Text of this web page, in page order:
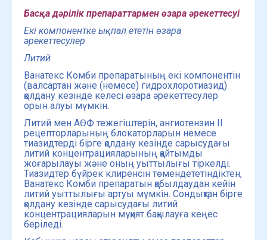
Басқа дәрілік препараттармен өзара әрекеттесуі
Екі компонентке ықпал ететін өзара
әрекеттесулер
Литий
Ванатекс Комби препаратының екі компонентін
(валсартан және (немесе) гидрохлоротиазид)
қолдану кезінде келесі өзара әрекеттесулер
орын алуы мүмкін.
Литий мен АӨФ тежегіштерін, ангиотензин II
рецепторларының блокаторларын немесе
тиазидтерді бірге қолдану кезінде сарысудағы
литий концентрацияларының қайтымды
жоғарылауы және оның уыттылығы тіркелді.
Тиазидтер бүйрек клиренсін төмендететіндіктен,
Ванатекс Комби препаратын қабылдаудан кейін
литий уыттылығы артуы мүмкін. Сондықтан бірге
қолдану кезінде сарысудағы литий
концентрацияларын мұқият бақылауға кеңес
беріледі.